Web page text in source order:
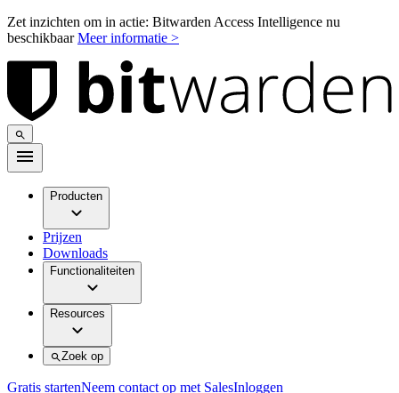
Zet inzichten om in actie: Bitwarden Access Intelligence nu
beschikbaarMeer informatie >
Producten
Prijzen
Downloads
Functionaliteiten
Resources
Zoek op
Gratis startenNeem contact op met SalesInloggen